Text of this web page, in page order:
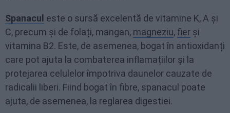
Spanacul este o sursă excelentă de vitamine K, A și
C, precum și de folați, mangan, magneziu, fier și
vitamina B2. Este, de asemenea, bogat în antioxidanți
care pot ajuta la combaterea inflamațiilor și la
protejarea celulelor împotriva daunelor cauzate de
radicalii liberi. Fiind bogat în fibre, spanacul poate
ajuta, de asemenea, la reglarea digestiei.